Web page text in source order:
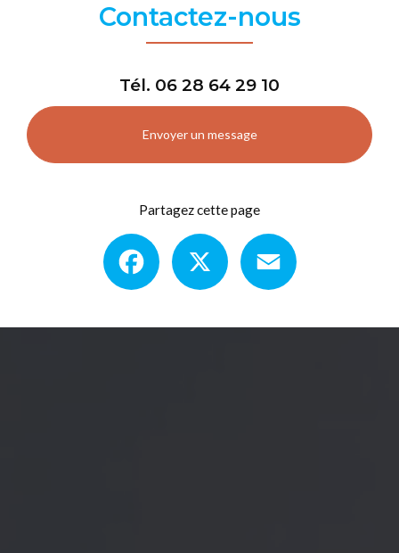
Contactez-nous
Tél. 06 28 64 29 10
Envoyer un message
Partagez cette page
Facebook